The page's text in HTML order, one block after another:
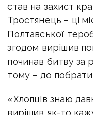
став на захист
Тростянець – ці
Полтавської
згодом вирішив
починав битву за
тому – до
«Хлопців знаю
вирішив як-то